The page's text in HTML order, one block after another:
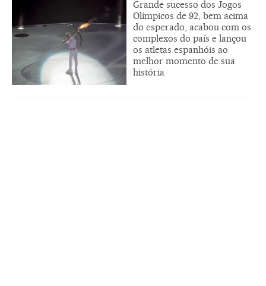
Grande sucesso dos Jogos
Olímpicos de 92, bem acima
do esperado, acabou com os
complexos do país e lançou
os atletas espanhóis ao
melhor momento de sua
história